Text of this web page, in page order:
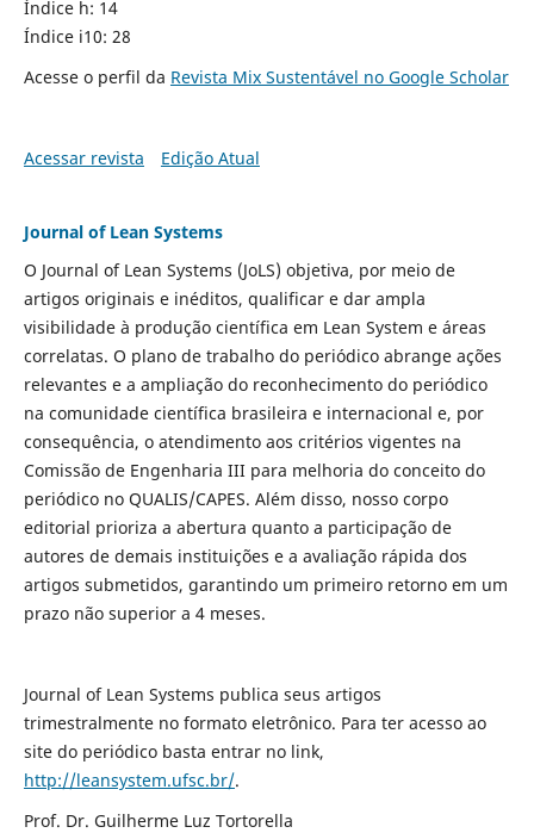
Índice h: 14
Índice i10: 28
Acesse o perfil da Revista Mix Sustentável no Google Scholar
Acessar revista Edição Atual
Journal of Lean Systems
O Journal of Lean Systems (JoLS) objetiva, por meio de
artigos originais e inéditos, qualificar e dar ampla
visibilidade à produção científica em Lean System e áreas
correlatas. O plano de trabalho do periódico abrange ações
relevantes e a ampliação do reconhecimento do periódico
na comunidade científica brasileira e internacional e, por
consequência, o atendimento aos critérios vigentes na
Comissão de Engenharia III para melhoria do conceito do
periódico no QUALIS/CAPES. Além disso, nosso corpo
editorial prioriza a abertura quanto a participação de
autores de demais instituições e a avaliação rápida dos
artigos submetidos, garantindo um primeiro retorno em um
prazo não superior a 4 meses.
Journal of Lean Systems publica seus artigos
trimestralmente no formato eletrônico. Para ter acesso ao
site do periódico basta entrar no link,
http://leansystem.ufsc.br/.
Prof. Dr. Guilherme Luz Tortorella